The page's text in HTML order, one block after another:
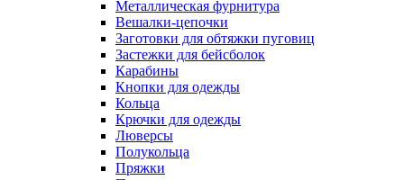
Металлическая фурнитура
Вешалки-цепочки
Заготовки для обтяжки пуговиц
Застежки для бейсболок
Карабины
Кнопки для одежды
Кольца
Крючки для одежды
Люверсы
Полукольца
Пряжки